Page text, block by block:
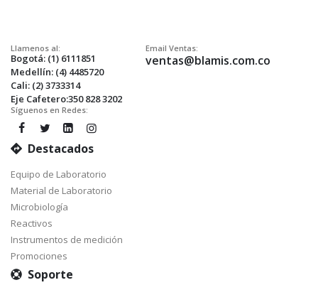
Llamenos al:
Bogotá: (1) 6111851
Medellín: (4) 4485720
Cali: (2) 3733314
Eje Cafetero:350 828 3202
Email Ventas:
ventas@blamis.com.co
Síguenos en Redes:
Destacados
Equipo de Laboratorio
Material de Laboratorio
Microbiología
Reactivos
Instrumentos de medición
Promociones
Soporte